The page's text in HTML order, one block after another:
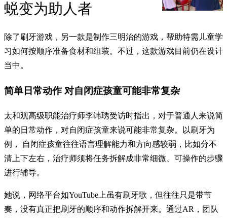
蜕变为助人者
除了刷牙游戏，另一款是制作三明治的游戏，帮助特需儿童学
习如何按顺序准备食材和组装。不过，这款游戏目前仍在设计
当中。
简单日常动作 对自闭症孩童可能非常复杂
太和观高级职能治疗师李讳琇受访时指出，对于普通人来说简
单的日常动作，对自闭症孩童来说可能非常复杂。以刷牙为
例， 自闭症孩童往往语言理解能力和方向感较弱，比如分不
清上下左右，治疗师须将任务拆解成非常细微、可操作的步骤
进行辅导。
她说，网络平台如YouTube上虽有刷牙歌，但往往只是带节
奏，没有真正把刷牙的顺序和动作拆解开来。通过AR，团队